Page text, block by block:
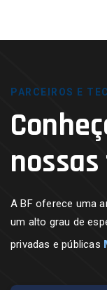
PARCEIROS E
A BF oferece uma
um alto grau de
privadas e públicas